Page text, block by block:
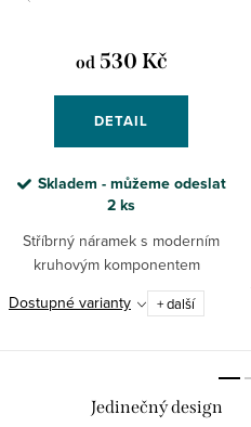
od530 Kč
DETAIL
Skladem - můžeme odeslat
2 ks
Stříbrný náramek s moderním
kruhovým komponentem
Dostupné varianty
+ další
Jedinečný design